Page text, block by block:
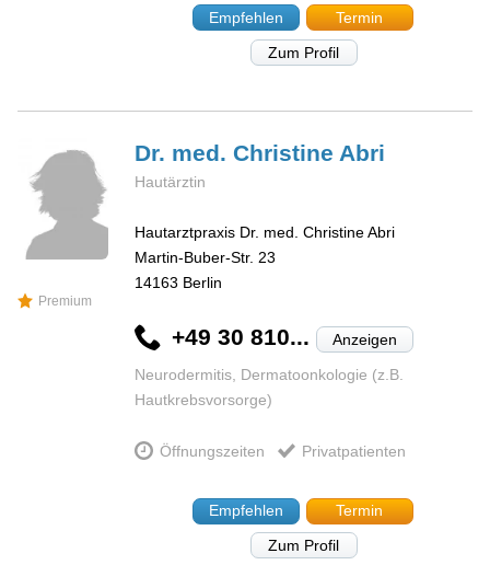
Empfehlen
Termin
Zum Profil
Premium
Dr. med. Christine Abri
Hautärztin
Hautarztpraxis Dr. med. Christine Abri
Martin-Buber-Str. 23
14163 Berlin
+49 30 810... Anzeigen
Neurodermitis, Dermatoonkologie (z.B.
Hautkrebsvorsorge)
Öffnungszeiten Privatpatienten
Empfehlen
Termin
Zum Profil